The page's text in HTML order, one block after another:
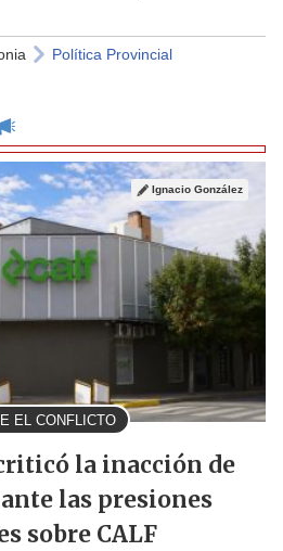
Política Provincial
EL CONFLICTO
Ignacio González
la inacción de
las presiones
sobre CALF